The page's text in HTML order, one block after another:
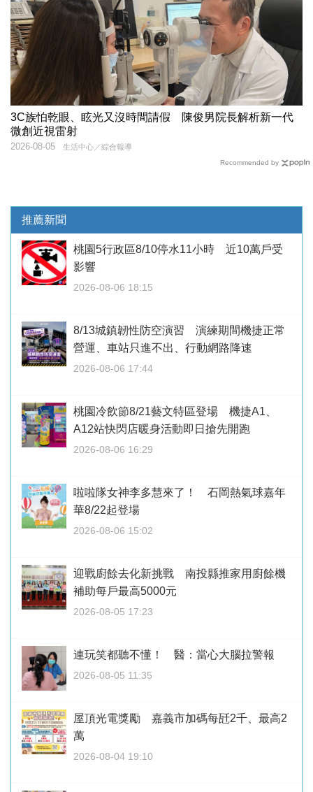
3C族怕乾眼、眩光又沒時間請假 陳俊男院長解析新一代
微創近視雷射
生活中心／綜合報導
2026-08-05
Recommended by
推薦新聞
桃園5行政區8/10停水11小時 近10萬戶受
影響
2026-08-06 18:15
8/13城鎮韌性防空演習 演練期間機捷正常
營運、車站只進不出、行動網路降速
2026-08-06 17:44
桃園冷飲節8/21藝文特區登場 機捷A1、
A12站快閃店暖身活動即日搶先開跑
2026-08-06 16:29
啦啦隊女神李多慧來了！ 石岡熱氣球嘉年
華8/22起登場
2026-08-06 15:02
迎戰廚餘去化新挑戰 南投縣推家用廚餘機
補助每戶最高5000元
2026-08-05 17:23
連玩笑都聽不懂！ 醫：當心大腦拉警報
2026-08-05 11:35
屋頂光電獎勵 嘉義市加碼每瓩2千、最高2
萬
2026-08-04 19:10